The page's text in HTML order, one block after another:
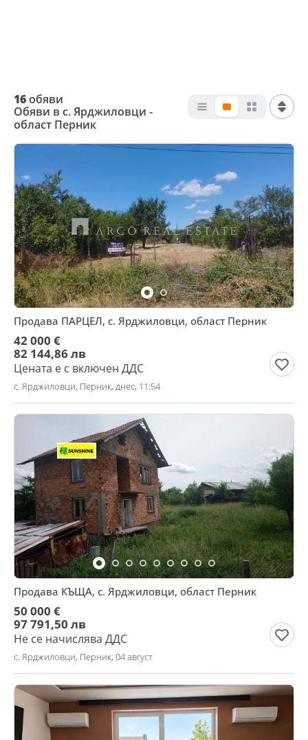
16обяви
Обяви в с. Ярджиловци -
област Перник
Продава ПАРЦЕЛ, с. Ярджиловци, област Перник
42 000 €
82 144,86 лв
Цената е с включен ДДС
с. Ярджиловци, Перник, днес, 11:54
Продава КЪЩА, с. Ярджиловци, област Перник
50 000 €
97 791,50 лв
Не се начислява ДДС
с. Ярджиловци, Перник, 04 август